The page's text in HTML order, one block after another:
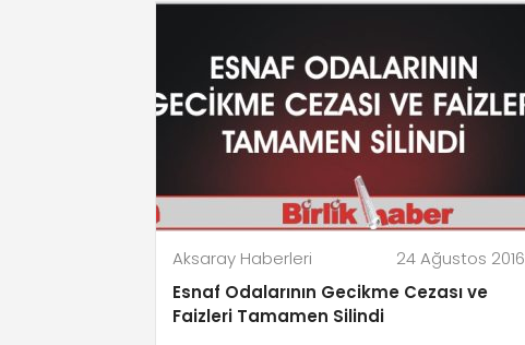
Aksaray Haberleri
24 Ağustos 2016
Esnaf Odalarının Gecikme Cezası ve
Faizleri Tamamen Silindi